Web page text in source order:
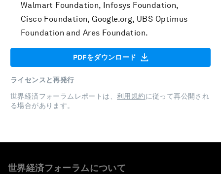
Walmart Foundation, Infosys Foundation,
Cisco Foundation, Google.org, UBS Optimus
Foundation and Ares Foundation.
PDFをダウンロード
ライセンスと再発行
世界経済フォーラムレポートは、 利用規約に従って再公開され
る場合があります。
世界経済フォーラムについて